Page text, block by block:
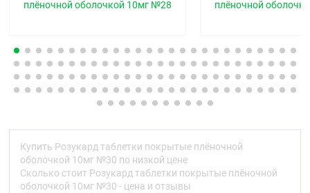
плёночной оболочкой 10мг №28
плёночной
Купить Розукард таблетки покрытые плёночной
оболочкой 10мг №30 по низкой цене
Сколько стоит Розукард таблетки покрытые плёночной
оболочкой 10мг №30 - цена и отзывы